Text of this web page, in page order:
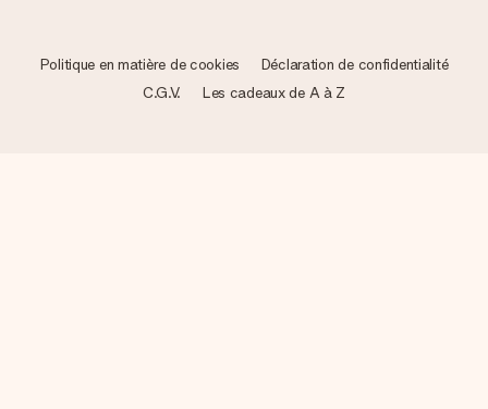
Politique en matière de cookies
Déclaration de confidentialité
C.G.V.
Les cadeaux de A à Z